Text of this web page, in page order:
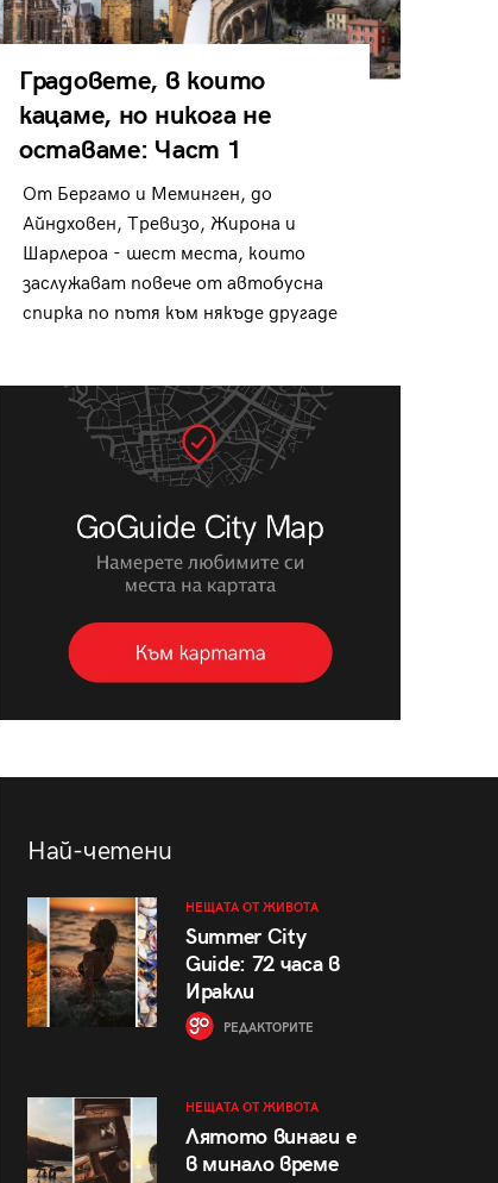
Градовете, в които
кацаме, но никога не
оставаме: Част 1
От Бергамо и Меминген, до
Айндховен, Тревизо, Жирона и
Шарлероа - шест места, които
заслужават повече от автобусна
спирка по пътя към някъде другаде
Най-четени
НЕЩАТА ОТ ЖИВОТА
Summer City
Guide: 72 часа в
Иракли
РЕДАКТОРИТЕ
НЕЩАТА ОТ ЖИВОТА
Лятото винаги е
в минало време